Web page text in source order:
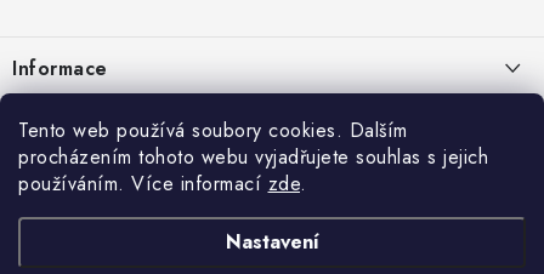
Tento web používá soubory cookies. Dalším
procházením tohoto webu vyjadřujete souhlas s jejich
používáním. Více informací zde.
Nastavení
p
a
Informace
Velkoobchod
Botanic
Blog
Projekt Botanic pomáhá
O nás
Blog Botanic – průvodce světem bylin, vitamínů a
doplňků stravy
Jak užívat jablečný ocet: tekutý, kapsle nebo gumové bonbony?